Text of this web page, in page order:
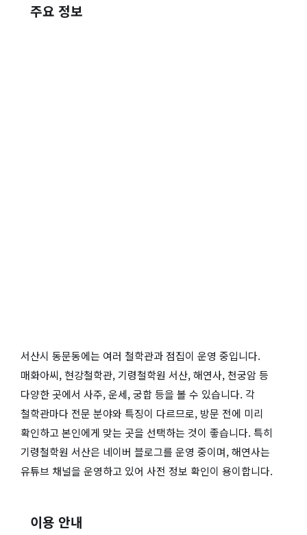
주요 정보
서산시 동문동에는 여러 철학관과 점집이 운영 중입니다.
매화아씨, 현강철학관, 기령철학원 서산, 해연사, 천궁암 등
다양한 곳에서 사주, 운세, 궁합 등을 볼 수 있습니다. 각
철학관마다 전문 분야와 특징이 다르므로, 방문 전에 미리
확인하고 본인에게 맞는 곳을 선택하는 것이 좋습니다. 특히
기령철학원 서산은 네이버 블로그를 운영 중이며, 해연사는
유튜브 채널을 운영하고 있어 사전 정보 확인이 용이합니다.
이용 안내